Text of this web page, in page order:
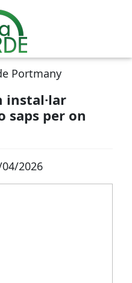
Portmany
instal·lar
saps per on
2026